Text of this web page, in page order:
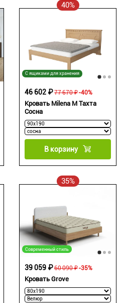
40%
С ящиками для хранения
Кровать Milena М Тахта
Сосна
77 670 ₽
46 602 ₽ -40%
В корзину
35%
Современный стиль
Кровать Grove
60 090 ₽
39 059 ₽ -35%